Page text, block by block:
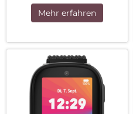
Mehr erfahren